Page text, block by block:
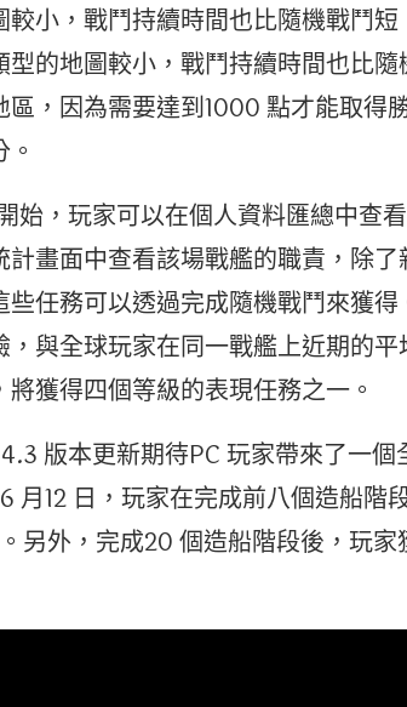
小，戰鬥持續時間也比隨機戰鬥
的地圖較小，戰鬥持續時間也比
區，因為需要達到1000 點才能取得
始，玩家可以在個人資料匯總中查
畫面中查看該場戰艦的職責，除
任務可以透過完成隨機戰鬥來獲
與全球玩家在同一戰艦上近期的
獲得四個等級的表現任務之一。
版本更新期待PC 玩家帶來了一
月12 日，玩家在完成前八個造船階
另外，完成20 個造船階段後，玩